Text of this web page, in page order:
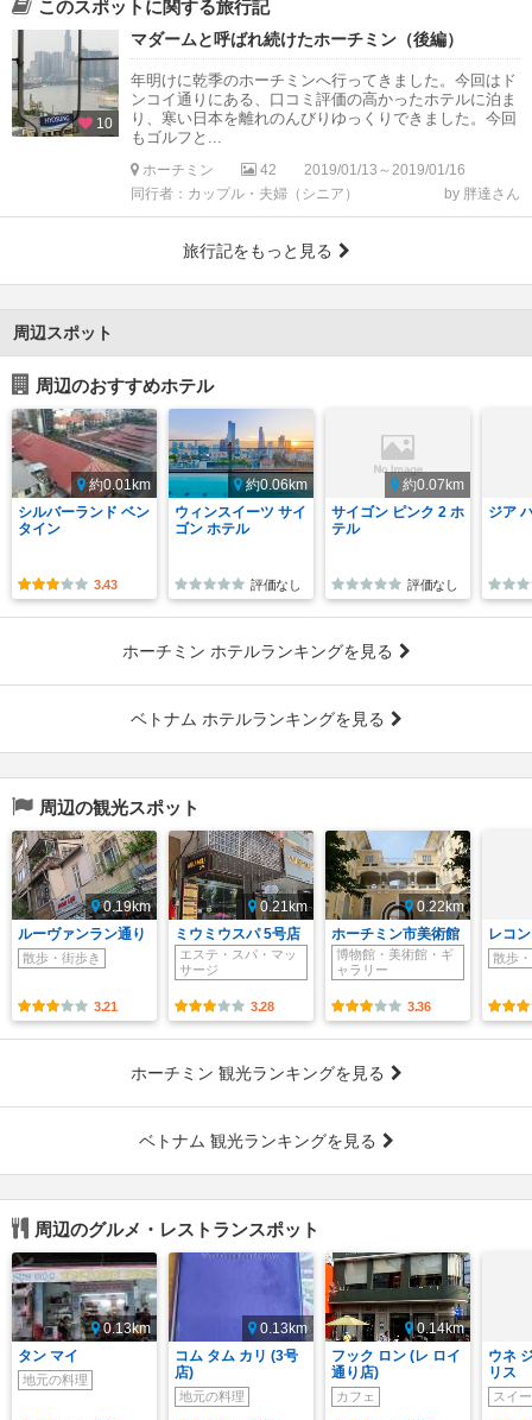
このスポットに関する旅行記
10
マダームと呼ばれ続けたホーチミン（後編）
年明けに乾季のホーチミンへ行ってきました。今回はド
ンコイ通りにある、口コミ評価の高かったホテルに泊ま
り、寒い日本を離れのんびりゆっくりできました。今回
もゴルフと...
ホーチミン 42
2019/01/13～2019/01/16
同行者：カップル・夫婦（シニア）
by 胖達さん
旅行記をもっと見る
周辺スポット
周辺のおすすめホテル
約0.01km
シルバーランド ベン
タイン
3.43
約0.06km
ウィンスイーツ サイ
ゴン ホテル
評価なし
約0.07km
サイゴン ピンク 2 ホ
テル
評価なし
ジア
ホーチミン ホテルランキングを見る
ベトナム ホテルランキングを見る
周辺の観光スポット
0.19km
ルーヴァンラン通り
散歩・街歩き
3.21
0.21km
ミウミウスパ 5号店
エステ・スパ・マッ
サージ
3.28
0.22km
ホーチミン市美術館
博物館・美術館・ギ
ャラリー
3.36
レコ
散歩
ホーチミン 観光ランキングを見る
ベトナム 観光ランキングを見る
周辺のグルメ・レストランスポット
0.13km
タン マイ
地元の料理
0.13km
コム タム カリ (3号
店)
地元の料理
0.14km
フック ロン (レ ロイ
通り店)
カフェ
ウネ
リス
スイ